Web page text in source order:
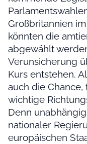
Großbritannien
könnten die
abgewählt
Verunsicherung
Kurs entstehen.
auch die
wichtige
Denn
nationaler
europäischen